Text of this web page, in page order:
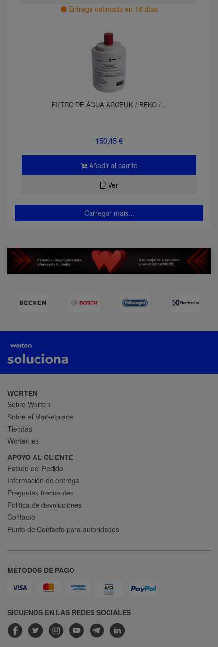
Entrega estimada en 18 días
FILTRO DE ÁGUA ARCELIK / BEKO /...
150,45 €
Añadir al carrito
Ver
Carregar mais...
WORTEN
Sobre Worten
Sobre el Marketplace
Tiendas
Worten.es
APOYO AL CLIENTE
Estado del Pedido
Información de entrega
Preguntas frecuentes
Política de devoluciones
Contacto
Punto de Contacto para autoridades
MÉTODOS DE PAGO
SÍGUENOS EN LAS REDES SOCIALES